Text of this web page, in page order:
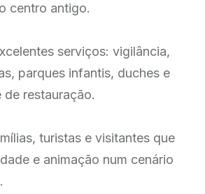
centro antigo.
serviços: vigilância,
parques infantis, duches e
restauração.
turistas e visitantes que
e animação num cenário